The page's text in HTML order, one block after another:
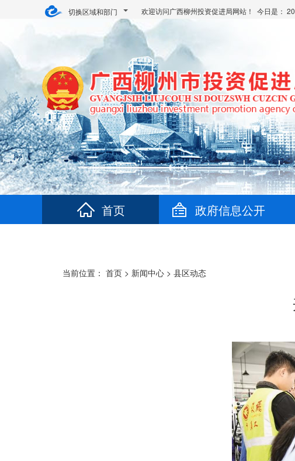
切换区域和部门 欢迎访问广西柳州投资促进局网站！ 今日是：
首页 政府信息公开
当前位置： 首页 > 新闻中心 > 县区动态